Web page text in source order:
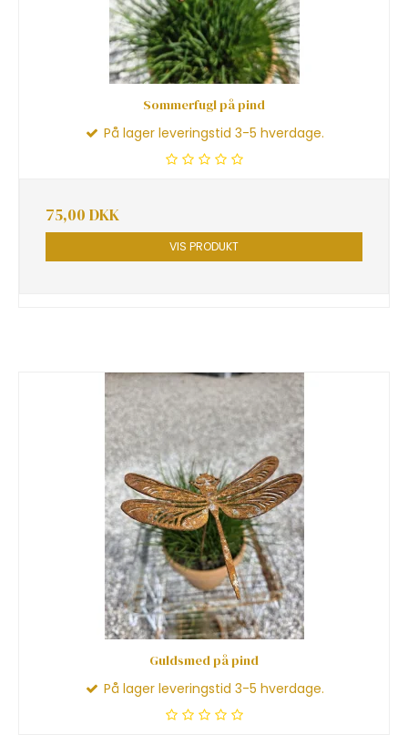
Sommerfugl på pind
På lager leveringstid 3-5 hverdage.
75,00 DKK
VIS PRODUKT
Guldsmed på pind
På lager leveringstid 3-5 hverdage.